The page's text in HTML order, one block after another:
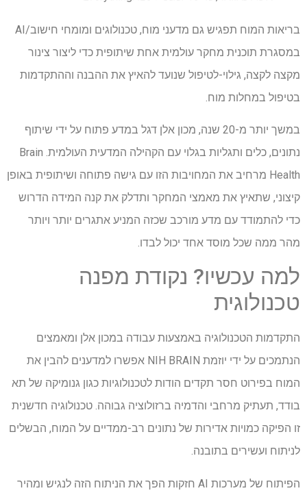
בריאות המוח תפגיש גם מדעני מוח, טכנולוגים ומומחי חישוב/AI
במסגרת תוכנית מחקר עולמית אחת שיתופית כדי ליצור צינור
מקצה לקצה, גילוי-לטיפול שנועד להאיץ את ההבנה וההתקדמות
בטיפול במחלות מוח.
במשך יותר מ-20 שנה, מכון אלן דגל במדע פתוח על ידי שיתוף
נתונים, כלים ותגליות בגלוי עם הקהילה המדעית העולמית. Brain
Health מרחיב את המחויבות הזו עם גישה פתוחה ושיתופית באופן
קיצוני, שתאיץ את מאמצי המחקר ותדלק את קנה המידה הדרוש
כדי להתמודד עם מדע מורכב שכזה המניע אתגרים יותר ויותר
מהר ממה שכל מוסד אחד יכול לבדו.
למה עכשיו? נקודת מפנה
טכנולוגית
התקדמות הטכנולוגיה באמצעות עבודה במכון אלן ומאמצים
הנתמכים על ידי יוזמת NIH BRAIN אפשרו למדענים להבין את
המוח בפירוט חסר תקדים הודות לטכנולוגיות כגון גנומיקה של תא
בודד, תעתיק מרחבי והדמיה ברזולוציה גבוהה. טכנולוגיה חדשנית
זו הפיקה כמויות אדירות של נתונים רב-ממדיים על המוח, הבשלים
לניתוח ועשירים בתובנה.
הפיתוח של מערכות AI חזקות הפך את הניתוח הזה לנגיש ומהיר